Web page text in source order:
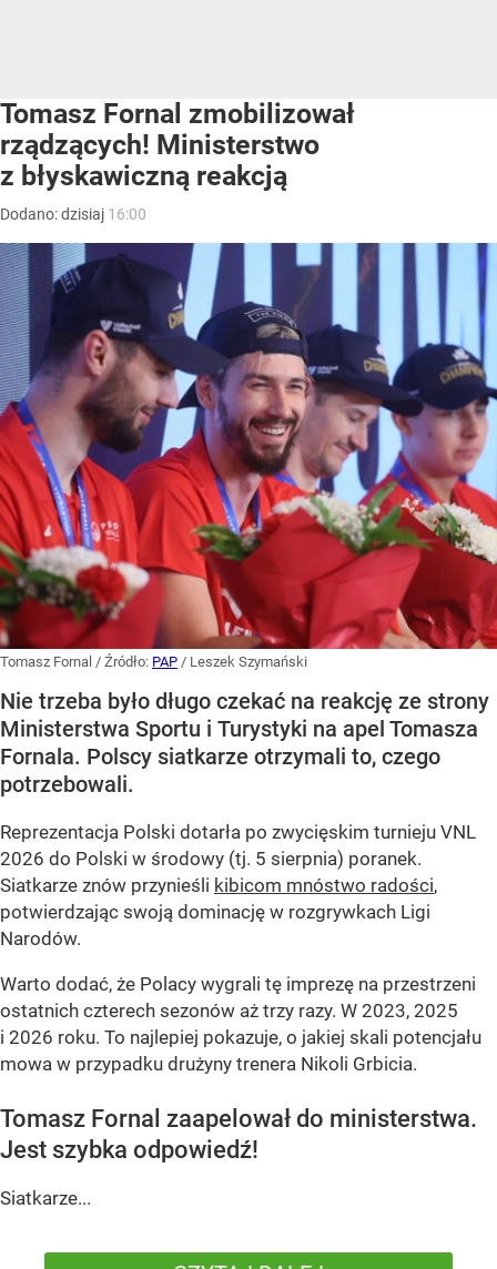
Tomasz Fornal zmobilizował
rządzących! Ministerstwo
z błyskawiczną reakcją
Dodano:dzisiaj 16:00
Tomasz Fornal / Źródło: PAP / Leszek Szymański
Nie trzeba było długo czekać na reakcję ze strony
Ministerstwa Sportu i Turystyki na apel Tomasza
Fornala. Polscy siatkarze otrzymali to, czego
potrzebowali.
Reprezentacja Polski dotarła po zwycięskim turnieju VNL
2026 do Polski w środowy (tj. 5 sierpnia) poranek.
Siatkarze znów przynieśli kibicom mnóstwo radości,
potwierdzając swoją dominację w rozgrywkach Ligi
Narodów.
Warto dodać, że Polacy wygrali tę imprezę na przestrzeni
ostatnich czterech sezonów aż trzy razy. W 2023, 2025
i 2026 roku. To najlepiej pokazuje, o jakiej skali potencjału
mowa w przypadku drużyny trenera Nikoli Grbicia.
Tomasz Fornal zaapelował do ministerstwa.
Jest szybka odpowiedź!
Siatkarze...